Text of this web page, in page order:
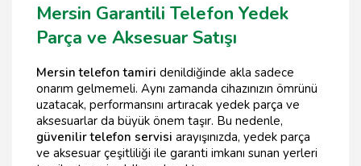
Mersin Garantili Telefon Yedek
Parça ve Aksesuar Satışı
Mersin telefon tamiri denildiğinde akla sadece
onarım gelmemeli. Aynı zamanda cihazınızın ömrünü
uzatacak, performansını artıracak yedek parça ve
aksesuarlar da büyük önem taşır. Bu nedenle,
güvenilir telefon servisi arayışınızda, yedek parça
ve aksesuar çeşitliliği ile garanti imkanı sunan yerleri